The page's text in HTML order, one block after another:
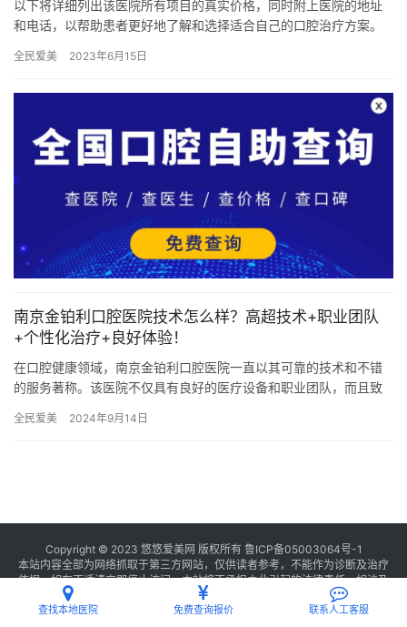
以下将详细列出该医院所有项目的真实价格，同时附上医院的地址
和电话，以帮助患者更好地了解和选择适合自己的口腔治疗方案。
全民爱美 2023年6月15日
南京金铂利口腔医院技术怎么样？高超技术+职业团队
+个性化治疗+良好体验！
在口腔健康领域，南京金铂利口腔医院一直以其可靠的技术和不错
的服务著称。该医院不仅具有良好的医疗设备和职业团队，而且致
铂利口…
全民爱美 2024年9月14日
Copyright © 2023 悠悠爱美网 版权所有 鲁ICP备05003064号-1
本站内容全部为网络抓取于第三方网站，仅供读者参考，不能作为诊断及治疗
依据，如有不适请立即停止访问，本站将不承担由此引起的法律责任。如涉及
联系我们
查找本地医院 免费查询报价 联系人工客服